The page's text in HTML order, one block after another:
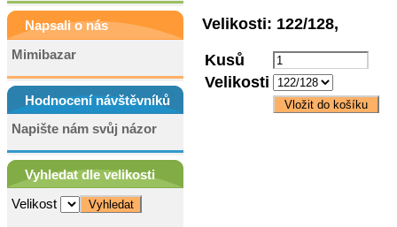
Napsali o nás
Mimibazar
Hodnocení návštěvníků
Napište nám svůj názor
Vyhledat dle velikosti
Velikost
Velikosti: 122/128,
Kusů
Velikosti